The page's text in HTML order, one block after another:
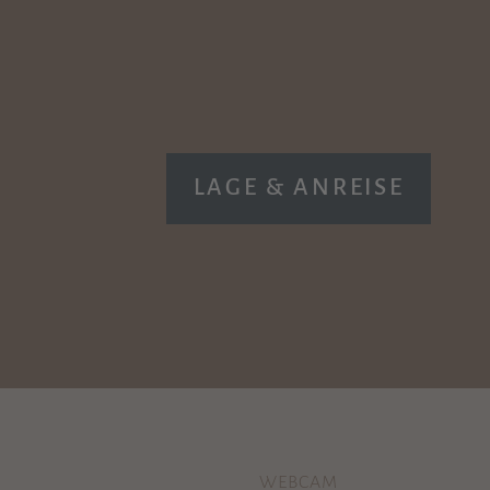
LAGE & ANREISE
WEBCAM